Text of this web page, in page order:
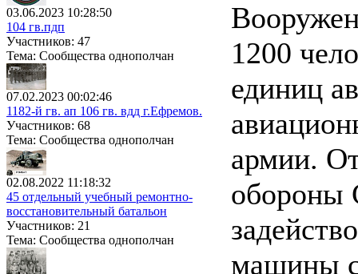
03.06.2023 10:28:50
104 гв.пдп
Участников: 47
Тема: Сообщества однополчан
07.02.2023 00:02:46
1182-й гв. ап 106 гв. вдд г.Ефремов.
Участников: 68
Тема: Сообщества однополчан
02.08.2022 11:18:32
45 отдельный учебный ремонтно-
восстановительный батальон
Участников: 21
Тема: Сообщества однополчан
1200
единиц
армии.
машины